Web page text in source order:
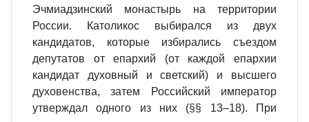
Эчмиадзинский монастырь на территории
России. Католикос выбирался из двух
кандидатов, которые избирались съездом
депутатов от епархий (от каждой епархии
кандидат духовный и светский) и высшего
духовенства, затем Российский император
утверждал одного из них (§§ 13–18). При